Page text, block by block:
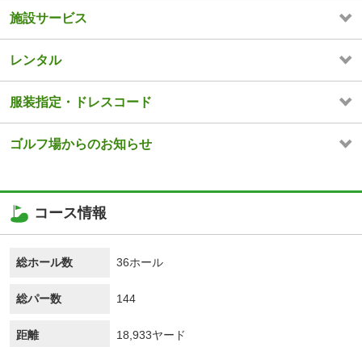
施設サービス
レンタル
服装指定・ドレスコード
ゴルフ場からのお知らせ
コース情報
総ホール数 36ホール
総パー数 144
距離 18,933ヤード